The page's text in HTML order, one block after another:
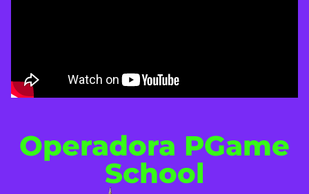
Operadora PGame
School